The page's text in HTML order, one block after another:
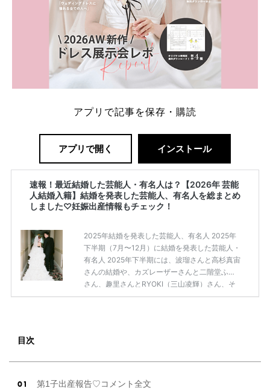
アプリで記事を保存・購読
アプリで開く インストール
速報！最近結婚した芸能人・有名人は？【2026年 芸能
人結婚入籍】結婚を発表した芸能人、有名人を総まとめ
しました♡妊娠出産情報もチェック！
2025年結婚を発表した芸能人、有名人 2025年
下半期（7月〜12月）に結婚を発表した芸能人・
有名人 2025年下半期には、波瑠さんと高杉真宙
さんの結婚や、カズレーザーさんと二階堂ふみ
さん、趣里さんとRYOKI（三山凌輝）さん、そ
して松下洸平さんやPerfumeのあ〜ちゃんなど
25年上半期（1月〜6月）に結婚を発表した芸能
目次
第1子出産報告♡コメント全文